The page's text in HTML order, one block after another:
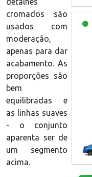
cromados são
usados com
moderação,
apenas para dar
acabamento. As
proporções são
bem
equilibradas e
as linhas suaves
- o conjunto
aparenta ser de
um segmento
acima.